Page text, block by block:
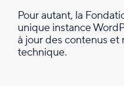
Pour autant, la
unique instance
à jour des contenus et
technique.